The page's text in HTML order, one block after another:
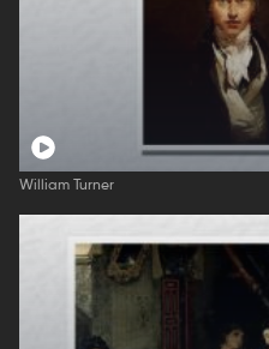
William Turner